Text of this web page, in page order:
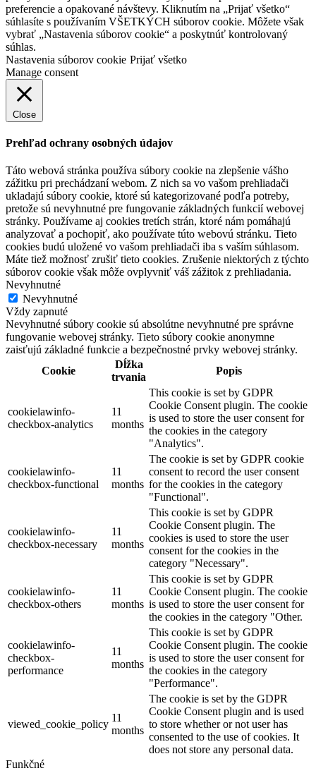
preferencie a opakované návštevy. Kliknutím na „Prijať všetko“
súhlasíte s používaním VŠETKÝCH súborov cookie. Môžete však
vybrať „Nastavenia súborov cookie“ a poskytnúť kontrolovaný
súhlas.
Nastavenia súborov cookie Prijať všetko
Manage consent
Close
Prehľad ochrany osobných údajov
Táto webová stránka používa súbory cookie na zlepšenie vášho
zážitku pri prechádzaní webom. Z nich sa vo vašom prehliadači
ukladajú súbory cookie, ktoré sú kategorizované podľa potreby,
pretože sú nevyhnutné pre fungovanie základných funkcií webovej
stránky. Používame aj cookies tretích strán, ktoré nám pomáhajú
analyzovať a pochopiť, ako používate túto webovú stránku. Tieto
cookies budú uložené vo vašom prehliadači iba s vaším súhlasom.
Máte tiež možnosť zrušiť tieto cookies. Zrušenie niektorých z týchto
súborov cookie však môže ovplyvniť váš zážitok z prehliadania.
Nevyhnutné
Nevyhnutné
Vždy zapnuté
Nevyhnutné súbory cookie sú absolútne nevyhnutné pre správne
fungovanie webovej stránky. Tieto súbory cookie anonymne
zaisťujú základné funkcie a bezpečnostné prvky webovej stránky.
Cookie
Dĺžka
trvania
Popis
cookielawinfo-
checkbox-analytics
11
months
This cookie is set by GDPR
Cookie Consent plugin. The cookie
is used to store the user consent for
the cookies in the category
"Analytics".
cookielawinfo-
checkbox-functional
11
months
The cookie is set by GDPR cookie
consent to record the user consent
for the cookies in the category
"Functional".
cookielawinfo-
checkbox-necessary
11
months
This cookie is set by GDPR
Cookie Consent plugin. The
cookies is used to store the user
consent for the cookies in the
category "Necessary".
cookielawinfo-
checkbox-others
11
months
This cookie is set by GDPR
Cookie Consent plugin. The cookie
is used to store the user consent for
the cookies in the category "Other.
cookielawinfo-
checkbox-
performance
11
months
This cookie is set by GDPR
Cookie Consent plugin. The cookie
is used to store the user consent for
the cookies in the category
"Performance".
viewed_cookie_policy
11
months
The cookie is set by the GDPR
Cookie Consent plugin and is used
to store whether or not user has
consented to the use of cookies. It
does not store any personal data.
Funkčné